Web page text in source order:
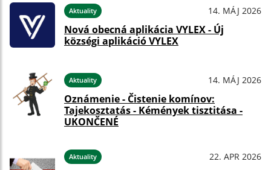
Aktuality 14. MÁJ 2026
Nová obecná aplikácia VYLEX - Új
községi aplikáció VYLEX
Aktuality 14. MÁJ 2026
Oznámenie - Čistenie komínov:
Tajekosztatás - Kémények tisztitása -
UKONČENÉ
Aktuality 22. APR 2026